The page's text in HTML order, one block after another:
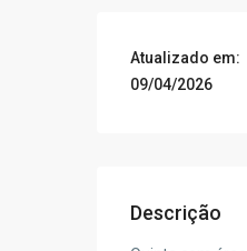
Atualizado em:
09/04/2026
Descrição